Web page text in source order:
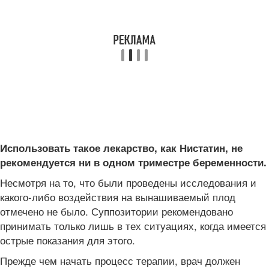
Использовать такое лекарство, как Нистатин, не
рекомендуется ни в одном триместре беременности.
Несмотря на то, что были проведены исследования и
какого-либо воздействия на вынашиваемый плод
отмечено не было. Суппозитории рекомендовано
принимать только лишь в тех ситуациях, когда имеется
острые показания для этого.
Прежде чем начать процесс терапии, врач должен